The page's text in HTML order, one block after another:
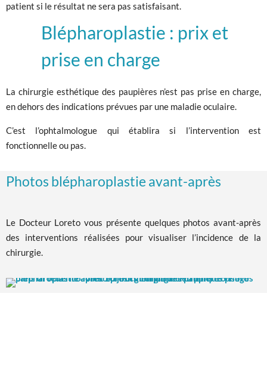
patient si le résultat ne sera pas satisfaisant.
Blépharoplastie : prix et
prise en charge
La chirurgie esthétique des paupières n’est pas prise en charge,
en dehors des indications prévues par une maladie oculaire.
C’est l’ophtalmologue qui établira si l’intervention est
fonctionnelle ou pas.
Photos blépharoplastie avant-après
Le Docteur Loreto vous présente quelques photos avant-après
des interventions réalisées pour visualiser l’incidence de la
chirurgie.